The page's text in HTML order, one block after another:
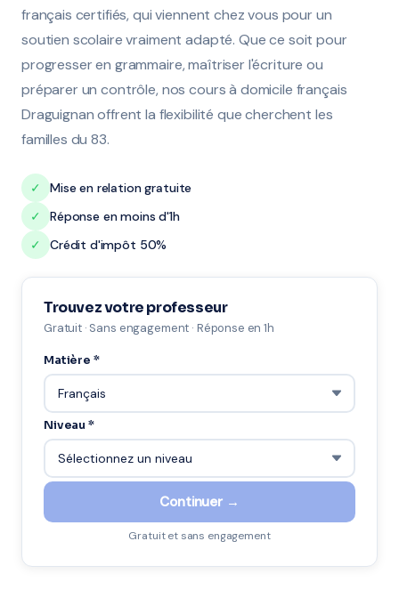
français certifiés, qui viennent chez vous pour un
soutien scolaire vraiment adapté. Que ce soit pour
progresser en grammaire, maîtriser l'écriture ou
préparer un contrôle, nos cours à domicile français
Draguignan offrent la flexibilité que cherchent les
familles du 83.
✓
Mise en relation gratuite
✓
Réponse en moins d'1h
✓
Crédit d'impôt 50%
Trouvez votre professeur
Gratuit · Sans engagement · Réponse en 1h
Matière *
Niveau *
Continuer →
Gratuit et sans engagement